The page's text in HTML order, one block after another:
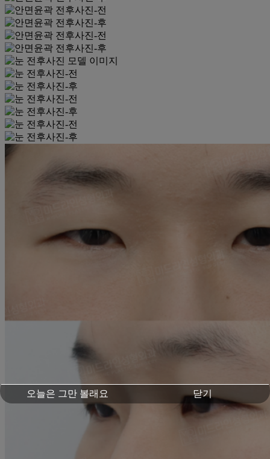
오늘은 그만 볼래요 닫기